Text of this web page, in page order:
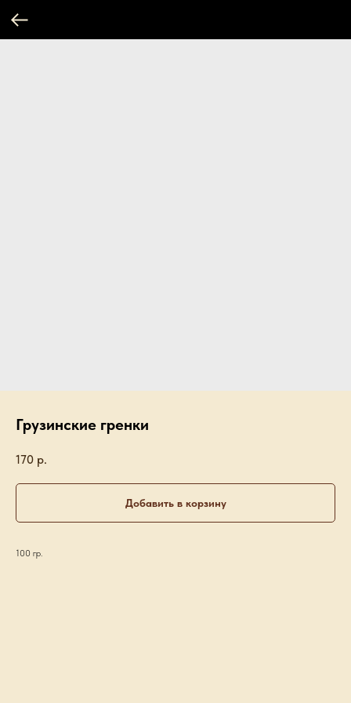
Грузинские гренки
170 р.
Добавить в корзину
100 гр.